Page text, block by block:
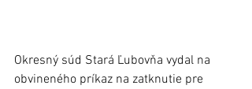
Okresný súd Stará Ľubovňa vydal na
obvineného príkaz na zatknutie pre